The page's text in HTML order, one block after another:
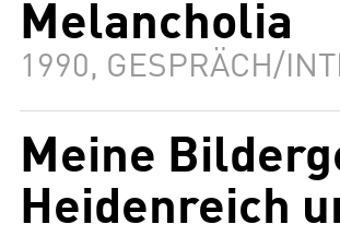
Melancholia
1990, GESPRÄCH/
Meine
Heidenreich